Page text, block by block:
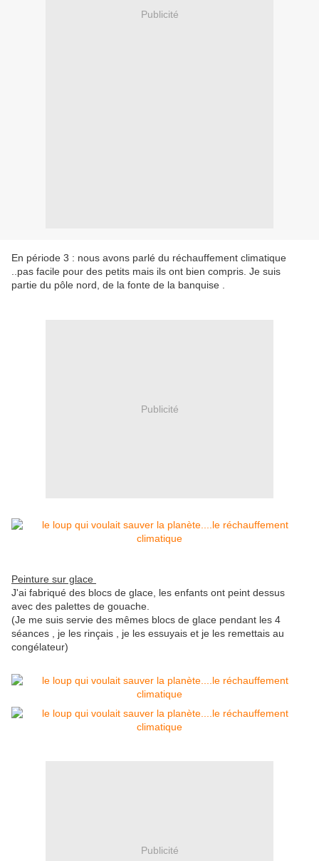
Publicité
En période 3 : nous avons parlé du réchauffement climatique
..pas facile pour des petits mais ils ont bien compris. Je suis
partie du pôle nord, de la fonte de la banquise .
Publicité
Peinture sur glace
J'ai fabriqué des blocs de glace, les enfants ont peint dessus
avec des palettes de gouache.
(Je me suis servie des mêmes blocs de glace pendant les 4
séances , je les rinçais , je les essuyais et je les remettais au
congélateur)
Publicité